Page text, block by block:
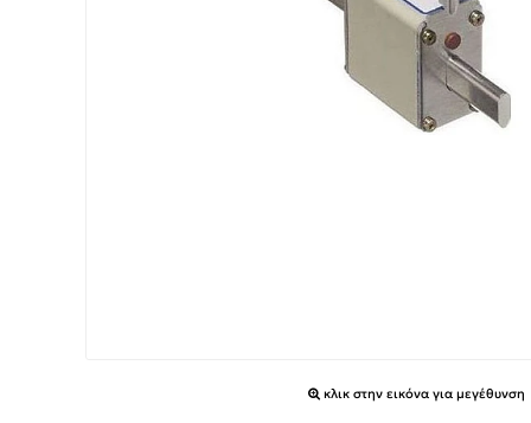
κλικ στην εικόνα για μεγέθυνση